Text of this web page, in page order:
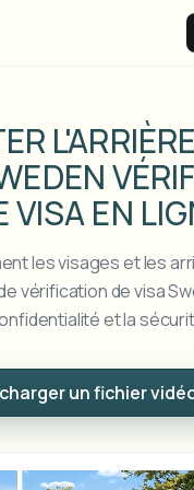
exemples
tool in one place
VISA EN
les visages et les
vérification de visa
et la
un fichier